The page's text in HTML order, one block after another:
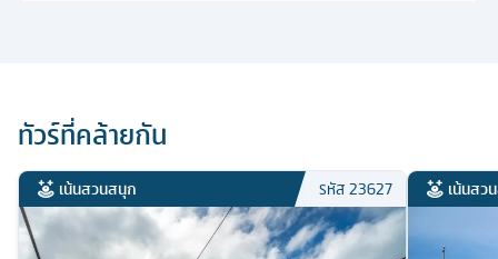
ทัวร์ที่คล้ายกัน
เน้นสวนสนุก รหัส23627 เน้นสว